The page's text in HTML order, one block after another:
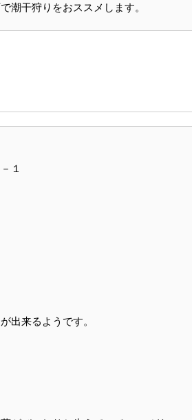
潮干狩りをおススメします。
１
出来るようです。